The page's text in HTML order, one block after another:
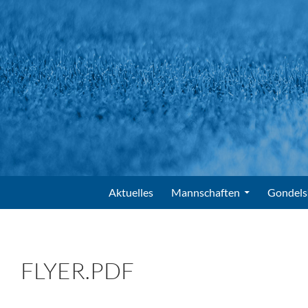
FV Gondelsheim e.V.Zum Inhalt springen
Aktuelles Mannschaften
FLYER.PDF